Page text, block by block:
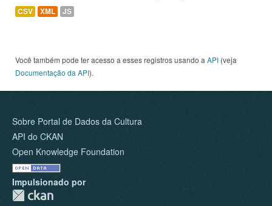
CSV XML JS
Você também pode ter acesso a esses registros usando a API (veja
Documentação da API).
Sobre Portal de Dados da Cultura
API do CKAN
Open Knowledge Foundation
Impulsionado por